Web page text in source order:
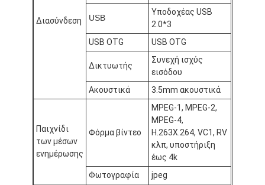
Συνομιλία τώρα
Εσωτερική ψηφιακή σήμανση LCD
Υπαίθριο ψηφιακό σύστημα σηματοδότησης LCD
πάτωμα που στέκεται το ψηφιακό σύστημα σηματοδότησης
Διασύνδεση USB
Υποδοχέας USB
2.0*3
USB OTG
USB OTG
Δικτυωτής
Συνεχή ισχύς
εισόδου
Ακουστικά
3.5mm ακουστικά
Παιχνίδι
των μέσων
ενημέρωσης
Φόρμα βίντεο
MPEG-1, MPEG-2,
MPEG-4,
H.263Χ.264, VC1, RV
κλπ, υποστήριξη
έως 4k
Φωτογραφία
jpeg